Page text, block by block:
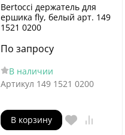
Bertocci держатель для
ершика fly, белый арт. 149
1521 0200
По запросу
В наличии
Артикул 149 1521 0200
В корзину